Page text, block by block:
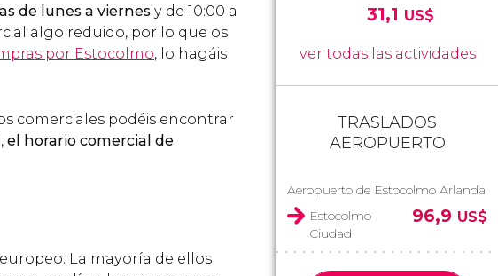
de lunes a viernes y de 10:00 a
algo reduido, por lo que os
por Estocolmo, lo hagáis
comerciales podéis encontrar
el horario comercial de
La mayoría de ellos
31,1 US$
ver todas las actividades
TRASLADOS
AEROPUERTO
Aeropuerto de Estocolmo Arlanda
Estocolmo
Ciudad
96,9 US$